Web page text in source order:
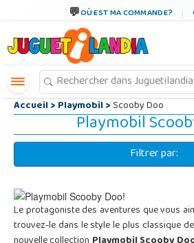
OÙ EST MA COMMANDE?
Accueil>Playmobil>Scooby Doo
Playmobil
Filtrer par:
Le protagoniste des aventures que vous
trouvez-le dans le style le plus classique